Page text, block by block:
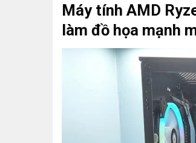
Máy tính AMD
làm đồ họa mạnh